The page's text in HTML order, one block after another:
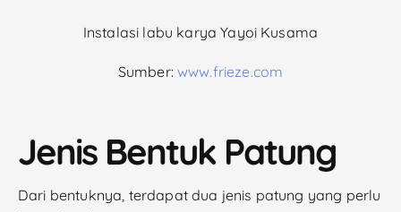
Instalasi labu karya Yayoi Kusama
Sumber:www.frieze.com
Jenis Bentuk Patung
Dari bentuknya, terdapat dua jenis patung yang perlu